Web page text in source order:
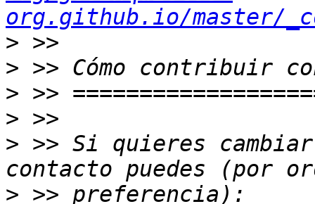
org.github.io/master/
>
>
>
>
> >> Si quieres
>